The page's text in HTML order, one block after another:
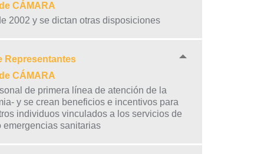
CÁMARA
2002 y se dictan otras disposiciones
Representantes
CÁMARA
de primera línea de atención de la
y se crean beneficios e incentivos para
individuos vinculados a los servicios de
sanitarias